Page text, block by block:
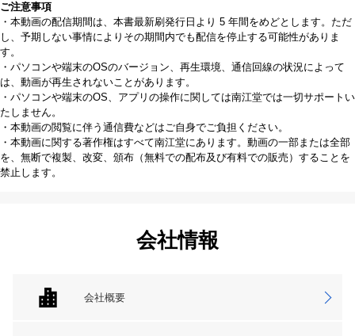
ご注意事項
・本動画の配信期間は、本書最新刷発行日より 5 年間をめどとします。ただ
し、予期しない事情によりその期間内でも配信を停止する可能性がありま
す。
・パソコンや端末のOSのバージョン、再生環境、通信回線の状況によって
は、動画が再生されないことがあります。
・パソコンや端末のOS、アプリの操作に関しては南江堂では一切サポートい
たしません。
・本動画の閲覧に伴う通信費などはご自身でご負担ください。
・本動画に関する著作権はすべて南江堂にあります。動画の一部または全部
を、無断で複製、改変、頒布（無料での配布及び有料での販売）することを
禁止します。
会社情報
会社概要